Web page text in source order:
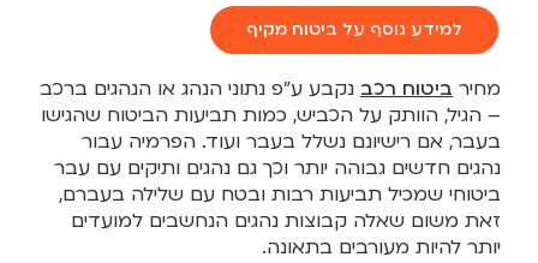
למידע נוסף על ביטוח מקיף
מחיר ביטוח רכב נקבע ע”פ נתוני הנהג או הנהגים ברכב
– הגיל, הוותק על הכביש, כמות תביעות הביטוח שהגישו
בעבר, אם רישיונם נשלל בעבר ועוד. הפרמיה עבור
נהגים חדשים גבוהה יותר וכך גם נהגים ותיקים עם עבר
ביטוחי שמכיל תביעות רבות ובטח עם שלילה בעברם,
זאת משום שאלה קבוצות נהגים הנחשבים למועדים
יותר להיות מעורבים בתאונה.